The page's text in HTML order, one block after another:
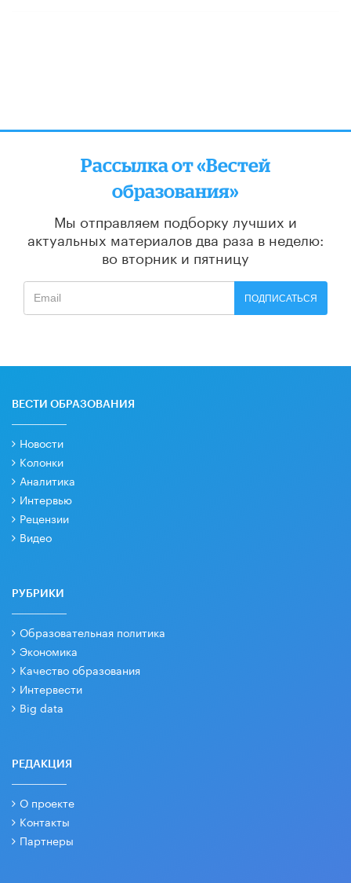
Рассылка от «Вестей
образования»
Мы отправляем подборку лучших и
актуальных материалов два раза в неделю:
во вторник и пятницу
ПОДПИСАТЬСЯ
ВЕСТИ ОБРАЗОВАНИЯ
Новости
Колонки
Аналитика
Интервью
Рецензии
Видео
РУБРИКИ
Образовательная политика
Экономика
Качество образования
Интервести
Big data
РЕДАКЦИЯ
О проекте
Контакты
Партнеры